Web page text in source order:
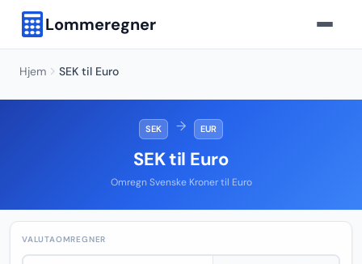
Lommeregner
Hjem SEK til Euro
SEK → EUR
SEK til Euro
Omregn Svenske Kroner til Euro
VALUTAOMREGNER